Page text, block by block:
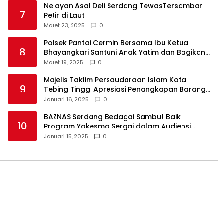
7
Nelayan Asal Deli Serdang TewasTersambar
Petir di Laut
Maret 23, 2025 0
8
Polsek Pantai Cermin Bersama Ibu Ketua
Bhayangkari Santuni Anak Yatim dan Bagikan
Takjil
Maret 19, 2025 0
9
Majelis Taklim Persaudaraan Islam Kota
Tebing Tinggi Apresiasi Penangkapan Barang
Haram
Januari 16, 2025 0
10
BAZNAS Serdang Bedagai Sambut Baik
Program Yakesma Sergai dalam Audiensi
Perkenalan Pengurus Baru
Januari 15, 2025 0